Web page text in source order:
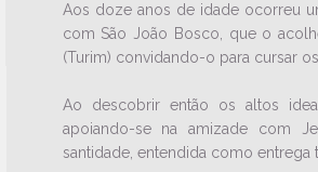
Aos doze anos de idade ocorreu
com São João Bosco, que o
(Turim) convidando-o para cursar
Ao descobrir então os altos
apoiando-se na amizade com
santidade, entendida como entrega